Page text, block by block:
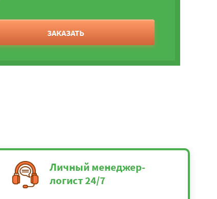
ЗАКАЗАТЬ
Личный менеджер-
логист 24/7